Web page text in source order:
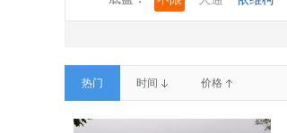
热门 时间 价格